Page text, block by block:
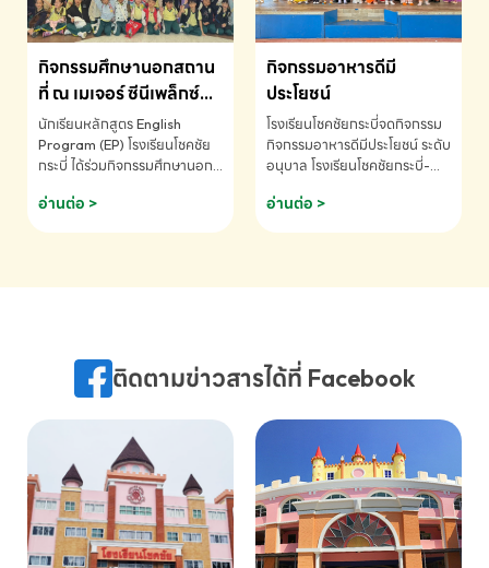
COMPETITION 2026 - ถ้วย
รางวัลรองชนะเลิศอันดับที่ 2
Mental Arithmetic
Competition K2 - ถ้วยรางวัล
รองชนะเลิศอันดับที่ 2 Mental
K2(Grop) โรงเรียนโชคชัยกระบี่-
สอบถามข้อมูลเพิ่มเติม โทร.
075-691910
กิจกรรมศึกษานอกสถาน
ที่ ณ เมเจอร์ ซีนีเพล็กซ์
ระดับประถมศึกษา (EP.1-
6)
นักเรียนหลักสูตร English
Program (EP) โรงเรียนโชคชัย
กระบี่ ได้ร่วมกิจกรรมศึกษานอก
ชมภาพยนตร์ Toy Story 5
(Soundtrack)เพื่อเสริมทักษะ
ภาษา ผ่านประสบการณ์การเรียนรู้
075-691910
อ่านต่อ >
กิจกรรมอาหารดีมี
ประโยชน์
โรงเรียนโชคชัยกระบี่จดกิจกรรม
กิจกรรมอาหารดีมีประโยชน์ ระดับ
อนุบาล โรงเรียนโชคชัยกระบี่-
075-691910
อ่านต่อ >
ติดตามข่าวสารได้ที่ Facebook